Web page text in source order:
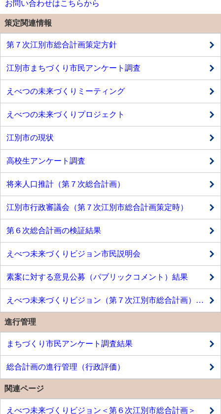
お問い合わせはこちらから
策定関連情報
第７次江別市総合計画策定方針
江別市まちづくり市民アンケート調査
えべつの未来づくりミーティング
えべつの未来づくりプロジェクト
江別市の現状
高校生アンケート調査
将来人口推計（第７次総合計画）
江別市行政審議会（第７次江別市総合計画策定時）
第６次総合計画の検証結果
えべつ未来づくりビジョン市民説明会
素案に対する意見公募（パブリックコメント）結果
えべつ未来づくりビジョン（第７次江別市総合計画）（変更案）
進行管理
まちづくり市民アンケート調査結果
総合計画の進行管理（行政評価）
関連ページ
えべつ未来づくりビジョン＜第６次江別市総合計画＞